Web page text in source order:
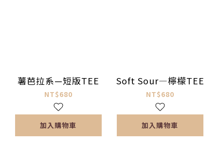
薯芭拉系—短版TEE
NT$680
加入購物車
Soft Sour—檸檬TEE
NT$680
加入購物車